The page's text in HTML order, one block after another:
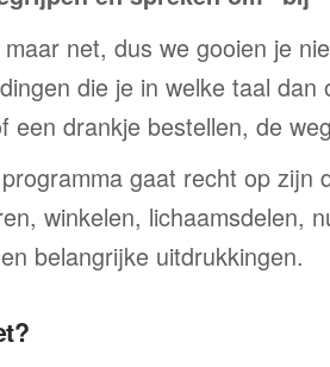
net, dus we gooien je
die je in welke taal dan
een drankje bestellen, de
gaat recht op zijn
winkelen, lichaamsdelen,
belangrijke uitdrukkingen.